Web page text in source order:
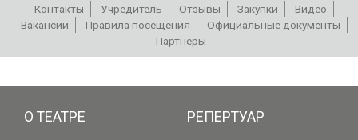
Контакты Учредитель Отзывы Закупки
Видео
Вакансии
Правила посещения
Официальные документы
Партнёры
О ТЕАТРЕ РЕПЕРТУАР